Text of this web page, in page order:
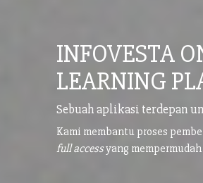
INFOVESTA
LEARNING
Sebuah aplikasi terdepan
Kami membantu proses
full accessyang